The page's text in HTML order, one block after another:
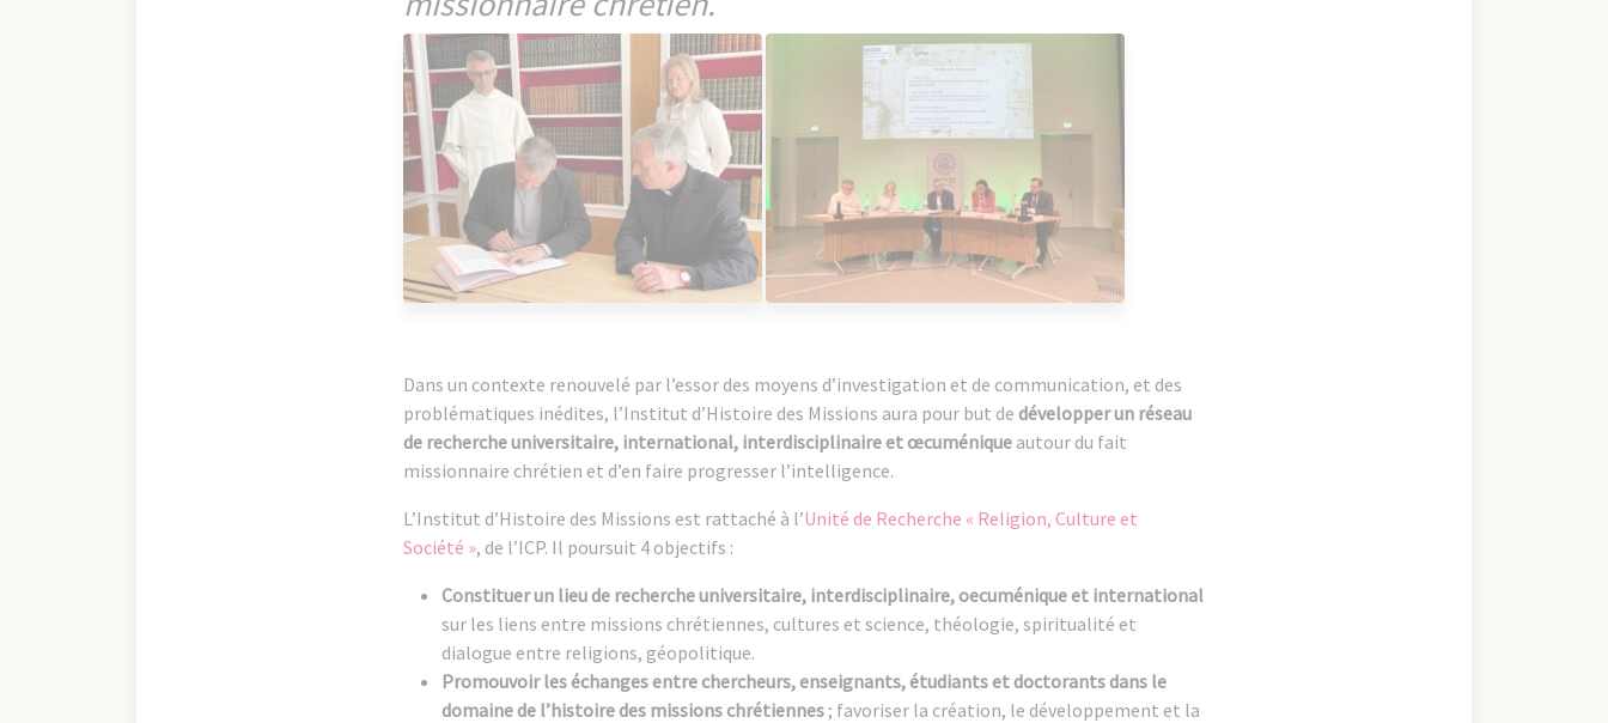
Dans un contexte renouvelé par l’essor des moyens d’investigation et de communication, et des
problématiques inédites, l’Institut d’Histoire des Missions aura pour but dedévelopper un réseau
de recherche universitaire, international, interdisciplinaire et œcuménique autour du fait
missionnaire chrétien et d’en faire progresser l’intelligence.
L’Institut d’Histoire des Missions est rattaché à l’Unité de Recherche « Religion, Culture et
Société », de l’ICP. Il poursuit 4 objectifs :
Constituer un lieu de recherche universitaire, interdisciplinaire, oecuménique et international
sur les liens entre missions chrétiennes, cultures et science, théologie, spiritualité et
dialogue entre religions, géopolitique.
Promouvoir les échanges entre chercheurs, enseignants, étudiants et doctorants dans le
domaine de l’histoire des missions chrétiennes ; favoriser la création, le développement et la